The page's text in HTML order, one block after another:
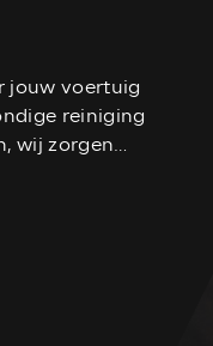
jouw voertuig
reiniging
wij zorgen